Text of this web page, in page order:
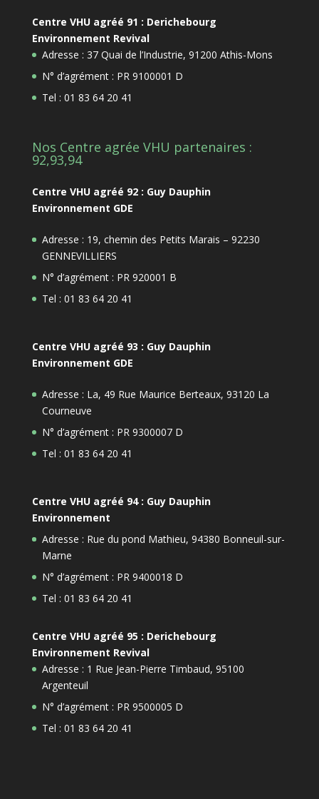
Centre VHU agréé 91 : Derichebourg
Environnement Revival
Adresse : 37 Quai de l’Industrie, 91200 Athis-Mons
N° d’agrément : PR 9100001 D
Tel : 01 83 64 20 41
Nos Centre agrée VHU partenaires :
92,93,94
Centre VHU agréé 92 : Guy Dauphin
Environnement GDE
Adresse : 19, chemin des Petits Marais – 92230
GENNEVILLIERS
N° d’agrément : PR 920001 B
Tel : 01 83 64 20 41
Centre VHU agréé 93 : Guy Dauphin
Environnement GDE
Adresse : La, 49 Rue Maurice Berteaux, 93120 La
Courneuve
N° d’agrément : PR 9300007 D
Tel : 01 83 64 20 41
Centre VHU agréé 94 : Guy Dauphin
Environnement
Adresse : Rue du pond Mathieu, 94380 Bonneuil-sur-
Marne
N° d’agrément : PR 9400018 D
Tel : 01 83 64 20 41
Centre VHU agréé 95 : Derichebourg
Environnement Revival
Adresse : 1 Rue Jean-Pierre Timbaud, 95100
Argenteuil
N° d’agrément : PR 9500005 D
Tel : 01 83 64 20 41